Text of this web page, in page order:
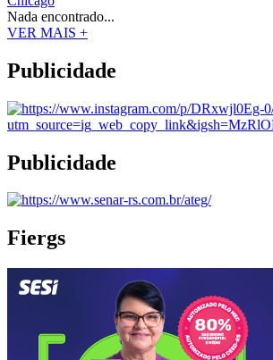
Nada encontrado...
VER MAIS +
Publicidade
Publicidade
Fiergs